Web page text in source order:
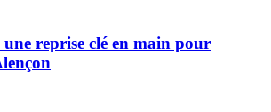
reprise clé en main pour